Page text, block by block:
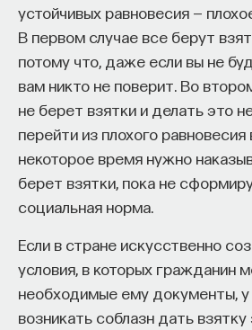
устойчивых равновесия —
В первом случае все берут
потому что, даже если вы не
вам никто не поверит. Во
не берет взятки и делать это
перейти из плохого
некоторое время нужно
берет взятки, пока не
социальная норма.
Если в стране искусственно
условия, в которых гражданин
необходимые ему документы,
возникать соблазн дать